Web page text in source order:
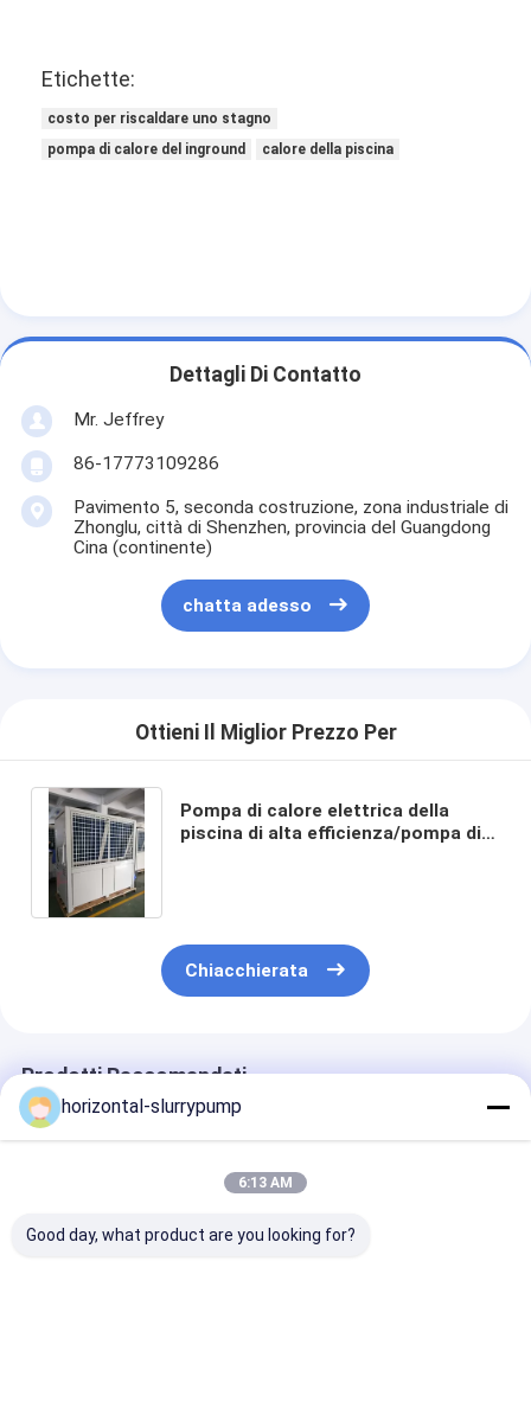
Etichette:
costo per riscaldare uno stagno
pompa di calore del inground
calore della piscina
Dettagli Di Contatto
Mr. Jeffrey
86-17773109286
Pavimento 5, seconda costruzione, zona industriale di
Zhonglu, città di Shenzhen, provincia del Guangdong
Cina (continente)
chatta adesso
Ottieni Il Miglior Prezzo Per
Pompa di calore elettrica della
piscina di alta efficienza/pompa di
Chiacchierata
Prodotti Raccomandati
horizontal-slurrypump
6:13 AM
Good day, what product are you looking for?